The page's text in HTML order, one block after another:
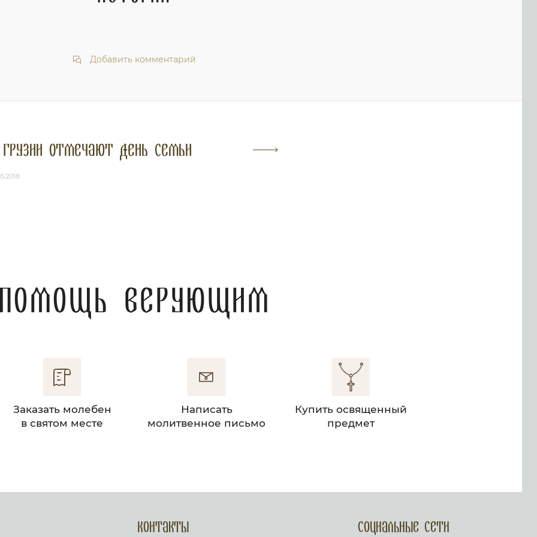
Добавить комментарий
отмечают День семьи
Помощь верующим
Заказать молебен
в святом месте
Написать
молитвенное письмо
Купить освященный
предмет
Контакты Социальные сети